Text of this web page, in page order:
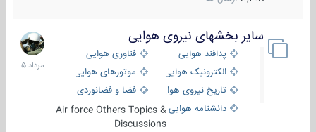
سایر بخشهای نیروی هوایی
پدافند هوایی
فناوری هوایی
الکترونیک هوایی
موتورهای هوایی
تاریخ نیروی هوایی
فضا و فضانوردی
دانشنامه هواییAir force Others Topics &
Discussions
2
مرداد
1405